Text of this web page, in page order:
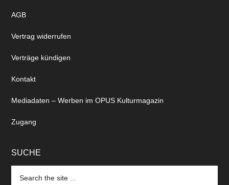
AGB
Vertrag widerrufen
Verträge kündigen
Kontakt
Mediadaten – Werben im OPUS Kulturmagazin
Zugang
SUCHE
the